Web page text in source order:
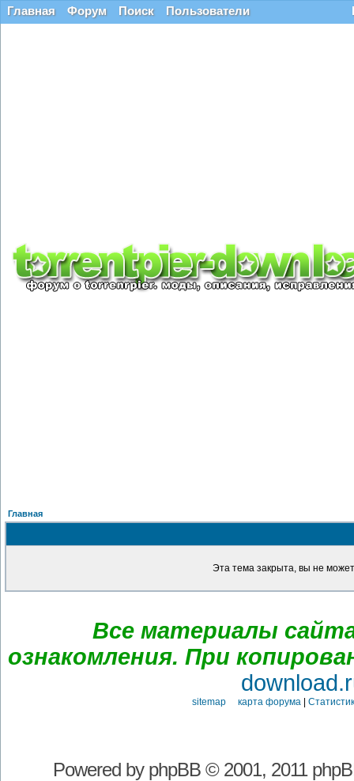
Главная Форум Поиск Пользователи
Главная
Эта тема закрыта, вы не
Все материалы
ознакомления. При
sitemap карта форума|
Powered by phpBB© 2001, 2011